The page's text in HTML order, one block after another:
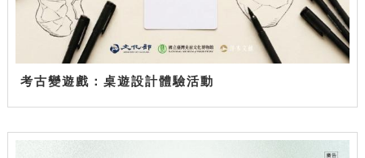
考古變遊戲：桌遊設計體驗活動